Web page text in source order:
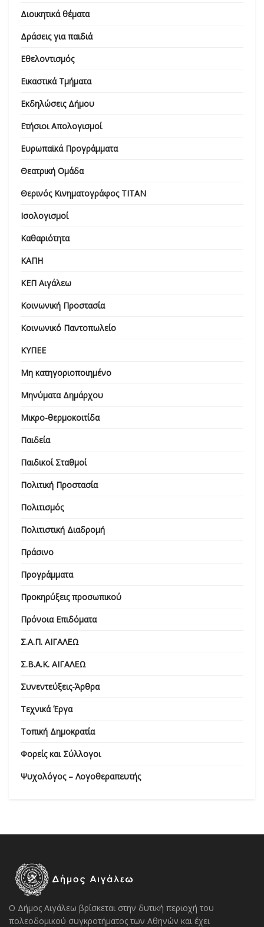
Διοικητικά θέματα
Δράσεις για παιδιά
Εθελοντισμός
Εικαστικά Τμήματα
Εκδηλώσεις Δήμου
Ετήσιοι Απολογισμοί
Ευρωπαϊκά Προγράμματα
Θεατρική Ομάδα
Θερινός Κινηματογράφος ΤΙΤΑΝ
Ισολογισμοί
Καθαριότητα
ΚΑΠΗ
ΚΕΠ Αιγάλεω
Κοινωνική Προστασία
Κοινωνικό Παντοπωλείο
ΚΥΠΕΕ
Μη κατηγοριοποιημένο
Μηνύματα Δημάρχου
Μικρο-θερμοκοιτίδα
Παιδεία
Παιδικοί Σταθμοί
Πολιτική Προστασία
Πολιτισμός
Πολιτιστική Διαδρομή
Πράσινο
Προγράμματα
Προκηρύξεις προσωπικού
Πρόνοια Επιδόματα
Σ.Α.Π. ΑΙΓΑΛΕΩ
Σ.Β.Α.Κ. ΑΙΓΑΛΕΩ
Συνεντεύξεις-Άρθρα
Τεχνικά Έργα
Τοπική Δημοκρατία
Φορείς και Σύλλογοι
Ψυχολόγος – Λογοθεραπευτής
Ο Δήμος Αιγάλεω βρίσκεται στην δυτική περιοχή του
πολεοδομικού συγκροτήματος των Αθηνών και έχει